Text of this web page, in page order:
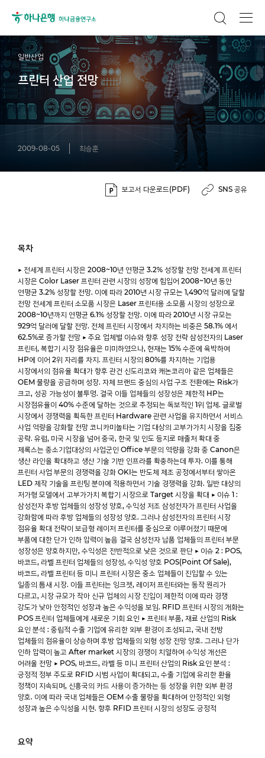
일반산업
프린터 산업 전망
2009-08-05 최승훈
보고서 다운로드(PDF) SNS 공유
목차
▶ 전세계 프린터 시장은 2008~10년 연평균 3.2% 성장할 전망 전세계 프린터
시장은 Color Laser 프린터 관련 시장의 성장에 힘입어 2008~10년 동안
연평균 3.2% 성장할 전망. 이에 따라 2010년 시장 규모는 1,490억 달러에 달할
전망 전세계 프린터 소모품 시장은 Laser 프린터용 소모품 시장의 성장으로
2008~10년까지 연평균 6.1% 성장할 전망. 이에 따라 2010년 시장 규모는
929억 달러에 달할 전망. 전체 프린터 시장에서 차지하는 비중은 58.1% 에서
62.5%로 증가할 전망 ▶ 주요 업체별 이슈와 향후 성장 전략 삼성전자의 Laser
프린터, 복합기 시장 점유율은 미미하였으나, 현재는 15% 수준에 육박하여
HP에 이어 2위 자리를 차지. 프린터 시장의 80%를 차지하는 기업용
시장에서의 점유율 확대가 향후 관건 신도리코와 캐논코리아 같은 업체들은
OEM 물량을 공급하며 성장. 자체 브랜드 중심의 사업 구조 전환에는 Risk가
크고, 성공 가능성이 불투명. 결국 이들 업체들의 성장성은 제한적 HP는
시장점유율이 40% 수준에 달하는 것으로 추정되는 독보적인 1위 업체. 글로벌
시장에서 경쟁력을 획득한 프린터 Hardware 관련 사업을 유지하면서 서비스
사업 역량을 강화할 전망 코니카미놀타는 기업 대상의 고부가가치 시장을 집중
공략. 유럽, 미국 시장을 넘어 중국, 한국 및 인도 등지로 매출처 확대 중
제록스는 중소기업대상의 사업군인 Office 부문의 역량을 강화 중 Canon은
생산 라인을 확대하고 생산 기술 기반 인프라를 확충하는데 투자. 이를 통해
프린터 사업 부문의 경쟁력을 강화 OKI는 반도체 제조 공정에서부터 쌓아온
LED 제작 기술을 프린팅 분야에 적용하면서 기술 경쟁력을 강화. 일반 대상의
저가형 모델에서 고부가가치 복합기 시장으로 Target 시장을 확대 ▶ 이슈 1 :
삼성전자 후방 업체들의 성장성 양호, 수익성 저조 삼성전자가 프린터 사업을
강화함에 따라 후방 업체들의 성장성 양호. 그러나 삼성전자의 프린터 시장
점유율 확대 전략이 보급형 레이저 프린터를 중심으로 이루어졌기 때문에
부품에 대한 단가 인하 압력이 높음 결국 삼성전자 납품 업체들의 프린터 부문
성장성은 양호하지만, 수익성은 전반적으로 낮은 것으로 판단 ▶ 이슈 2 : POS,
바코드, 라벨 프린터 업체들의 성장성, 수익성 양호 POS(Point Of Sale),
바코드, 라벨 프린터 등 미니 프린터 시장은 중소 업체들이 진입할 수 있는
일종의 틈새 시장. 이들 프린터는 잉크젯, 레이저 프린터와는 동작 원리가
다르고, 시장 규모가 작아 신규 업체의 시장 진입이 제한적 이에 따라 경쟁
강도가 낮아 안정적인 성장과 높은 수익성을 보임. RFID 프린터 시장의 개화는
POS 프린터 업체들에게 새로운 기회 요인 ▶ 프린터 부품, 재료 산업의 Risk
요인 분석 : 중립적 수출 기업에 유리한 외부 환경이 조성되고, 국내 전방
업체들의 점유율이 상승하며 후방 업체들의 외형 성장 전망 양호. 그러나 단가
인하 압력이 높고 After market 시장의 경쟁이 치열하여 수익성 개선은
어려울 전망 ▶ POS, 바코드, 라벨 등 미니 프린터 산업의 Risk 요인 분석 :
긍정적 정부 주도로 RFID 시범 사업이 확대되고, 수출 기업에 유리한 환율
정책이 지속되며, 신흥국의 카드 사용이 증가하는 등 성장을 위한 외부 환경
양호. 이에 따라 국내 업체들은 OEM 수출 물량을 확대하여 안정적인 외형
성장과 높은 수익성을 시현. 향후 RFID 프린터 시장의 성장도 긍정적
요약